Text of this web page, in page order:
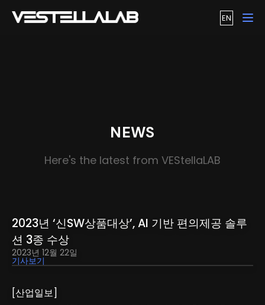
EN
NEWS
Here's the latest from VEStellaLAB
2023년 ‘신SW상품대상’, AI 기반 편의제공 솔루
션 3종 수상
2023년 12월 22일
기사보기
[산업일보]